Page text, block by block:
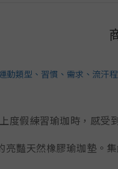
動類型、習慣、需求、流汗
度假練習瑜珈時，感
豔天然橡膠瑜珈墊。